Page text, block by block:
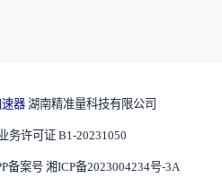
器 湖南精准量科技有限公司
务许可证 B1-20231050
备案号 湘ICP备2023004234号-3A